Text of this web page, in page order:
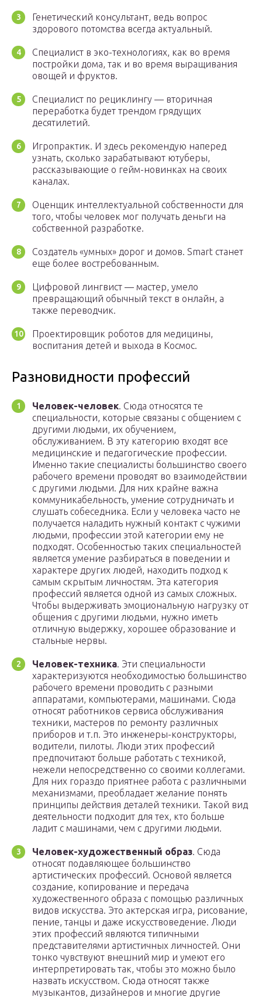
Генетический консультант, ведь вопрос
здорового потомства всегда актуальный.
Специалист в эко-технологиях, как во время
постройки дома, так и во время выращивания
овощей и фруктов.
Специалист по рециклингу — вторичная
переработка будет трендом грядущих
десятилетий.
Игропрактик. И здесь рекомендую наперед
узнать, сколько зарабатывают ютуберы,
рассказывающие о гейм-новинках на своих
каналах.
Оценщик интеллектуальной собственности для
того, чтобы человек мог получать деньги на
собственной разработке.
Создатель «умных» дорог и домов. Smart станет
еще более востребованным.
Цифровой лингвист — мастер, умело
превращающий обычный текст в онлайн, а
также переводчик.
Проектировщик роботов для медицины,
воспитания детей и выхода в Космос.
Разновидности профессий
Человек-человек. Сюда относятся те
специальности, которые связаны с общением с
другими людьми, их обучением,
обслуживанием. В эту категорию входят все
медицинские и педагогические профессии.
Именно такие специалисты большинство своего
рабочего времени проводят во взаимодействии
с другими людьми. Для них крайне важна
коммуникабельность, умение сотрудничать и
слушать собеседника. Если у человека часто не
получается наладить нужный контакт с чужими
людьми, профессии этой категории ему не
подходят. Особенностью таких специальностей
является умение разбираться в поведении и
характере других людей, находить подход к
самым скрытым личностям. Эта категория
профессий является одной из самых сложных.
Чтобы выдерживать эмоциональную нагрузку от
общения с другими людьми, нужно иметь
отличную выдержку, хорошее образование и
стальные нервы.
Человек-техника. Эти специальности
характеризуются необходимостью большинство
рабочего времени проводить с разными
аппаратами, компьютерами, машинами. Сюда
относят работников сервиса обслуживания
техники, мастеров по ремонту различных
приборов и т.п. Это инженеры-конструкторы,
водители, пилоты. Люди этих профессий
предпочитают больше работать с техникой,
нежели непосредственно со своими коллегами.
Для них гораздо приятнее работа с различными
механизмами, преобладает желание понять
принципы действия деталей техники. Такой вид
деятельности подходит для тех, кто больше
ладит с машинами, чем с другими людьми.
Человек-художественный образ. Сюда
относят подавляющее большинство
артистических профессий. Основой является
создание, копирование и передача
художественного образа с помощью различных
видов искусства. Это актерская игра, рисование,
пение, танцы и даже искусствоведение. Люди
этих профессий являются типичными
представителями артистичных личностей. Они
тонко чувствуют внешний мир и умеют его
интерпретировать так, чтобы это можно было
назвать искусством. Сюда относят также
музыкантов, дизайнеров и многие другие